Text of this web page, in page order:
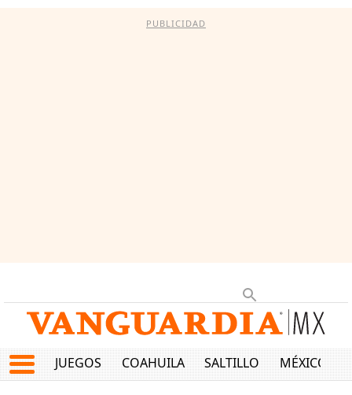
PUBLICIDAD
JUEGOS COAHUILA SALTILLO MÉXICO